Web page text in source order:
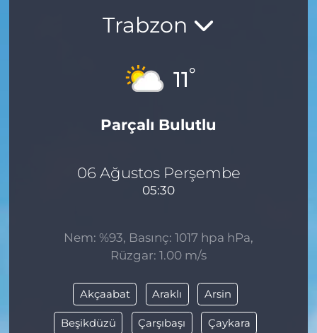
Trabzon
11°
Parçalı Bulutlu
06 Ağustos Perşembe
05:30
Nem: %93, Basınç: 1017 hpa hPa,
Rüzgar: 1.00 m/s
Akçaabat Araklı Arsin
Beşikdüzü Çarşıbaşı Çaykara
GÜNCEL